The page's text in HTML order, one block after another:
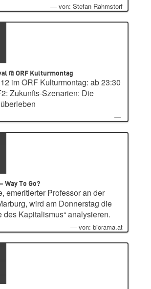
von: Stefan Rahmstorf
@ ORF Kulturmontag
im ORF Kulturmontag: ab 23:30
Zukunfts-Szenarien: Die
Way To Go?
emeritierter Professor an der
wird am Donnerstag die
des Kapitalismus“ analysieren.
von: biorama.at